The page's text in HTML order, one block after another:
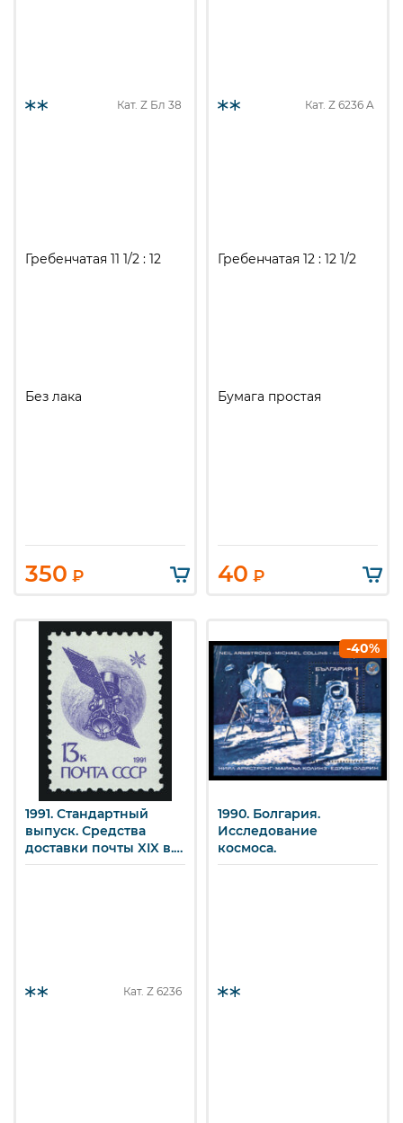
Кат. Z Бл 38
Гребенчатая 11 1/2 : 12
Без лака
350 ₽
Кат. Z 6236 A
Гребенчатая 12 : 12 1/2
Бумага простая
40 ₽
1991. Стандартный
выпуск. Средства
доставки почты XIX в.
13 к.
Кат. Z 6236
-40%
1990. Болгария.
Исследование
космоса.